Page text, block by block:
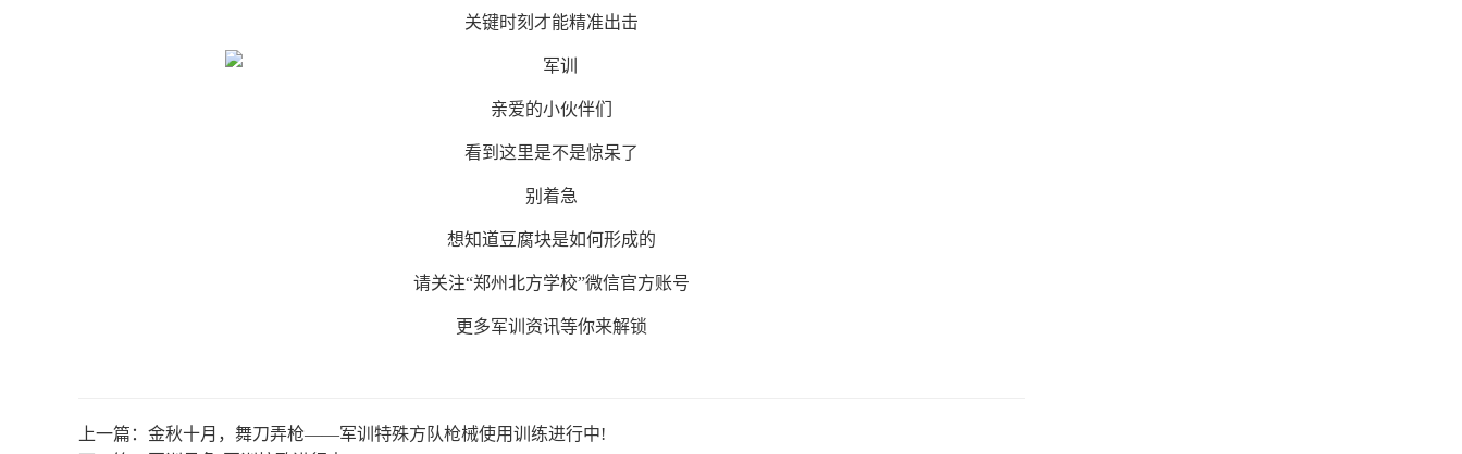
关键时刻才能精准出击
亲爱的小伙伴们
看到这里是不是惊呆了
别着急
想知道豆腐块是如何形成的
请关注“郑州北方学校”微信官方账号
更多军训资讯等你来解锁
上一篇： 金秋十月，舞刀弄枪——军训特殊方队枪械使用训练进行中!